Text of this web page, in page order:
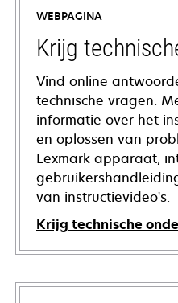
WEBPAGINA
Krijg
Vind online
technische vragen.
informatie over het
en oplossen van
Lexmark apparaat,
van instructievideo's.
Krijg technische
opens
in